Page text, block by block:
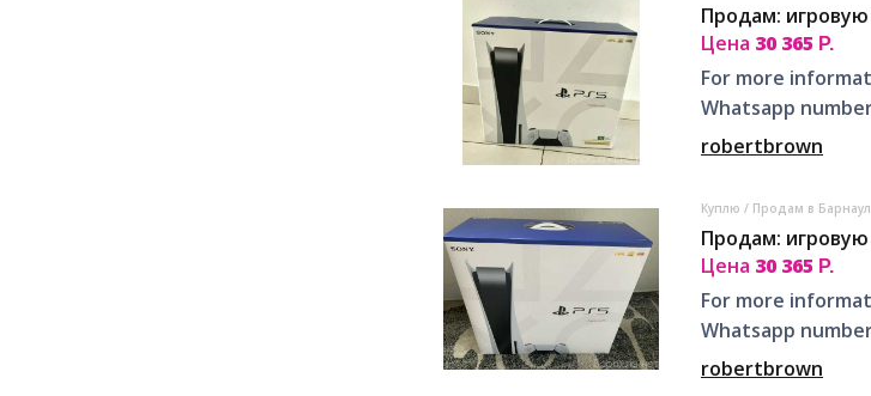
Продам: игровую
Цена 30 365 Р.
For more
Whatsapp
robertbrown
Куплю / Продам в
Продам: игровую
Цена 30 365 Р.
For more
Whatsapp
robertbrown